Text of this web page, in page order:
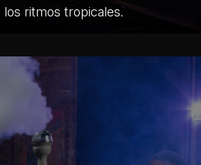
ritmos tropicales.